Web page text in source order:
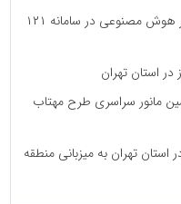
رونمایی از پاسخگویی هوشمند مبتنی بر هوش مصنوعی در سامانه ۱۲۱
مانور سراسری طرح مهتاب
تهران به میزبانی منطقه